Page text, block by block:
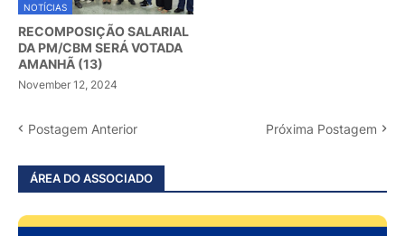
NOTÍCIAS
RECOMPOSIÇÃO SALARIAL
DA PM/CBM SERÁ VOTADA
AMANHÃ (13)
November 12, 2024
Postagem Anterior Próxima Postagem
ÁREA DO ASSOCIADO